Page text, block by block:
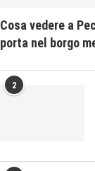
Cosa vedere a
porta nel borgo
2